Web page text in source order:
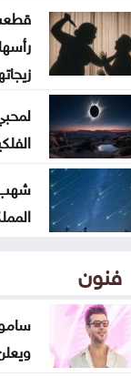
مات قبل تخرجه
لأم تتسلم شهادة
موجة حر قوية
تلامس 50 مئوية .. ماذا عن الأردن؟
شهب
فنون